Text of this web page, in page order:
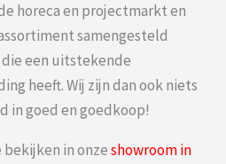
horeca en projectmarkt en
samengesteld
een uitstekende
heeft. Wij zijn dan ook niets
in goed en goedkoop!
in onzeshowroom in